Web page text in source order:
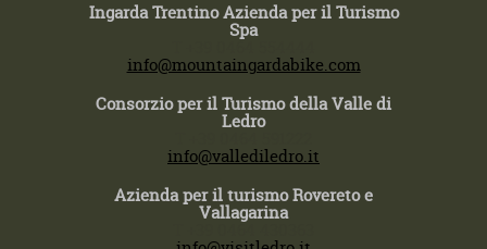
Ingarda Trentino Azienda per il Turismo
Spa
info@mountaingardabike.com
Consorzio per il Turismo della Valle di
Ledro
info@vallediledro.it
Azienda per il turismo Rovereto e
Vallagarina